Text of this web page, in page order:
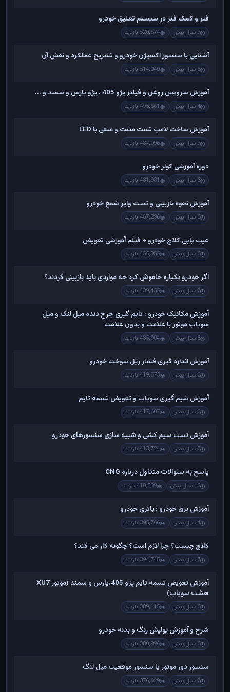
فنر و کمک فنر در سیستم تعلیق خودرو
7 سال پیش 520,574 بازدید
آشنایی با سنسور اکسیژن خودرو و تشریح عملکرد و نقش آن
5 سال پیش 514,040 بازدید
آموزش سرویس روغن و فیلتر پژو 405 ، پژو پارس و سمند و ...
4 سال پیش 495,561 بازدید
آموزش ساخت لامپ تست مثبت و منفی با LED
7 سال پیش 487,096 بازدید
دوره آموزشی کولر خودرو
6 سال پیش 481,981 بازدید
آموزش نحوه بازبینی و تست وایر شمع خودرو
6 سال پیش 467,296 بازدید
عیب یابی کلاچ خودرو + فیلم آموزشی تعویض
6 سال پیش 455,955 بازدید
اگر خودرو یکباره خاموش کرد چه مواردی باید بازبینی گردند؟
7 سال پیش 439,455 بازدید
آموزش مکانیک خودرو : تایم گیری چرخ دنده میل لنگ و میل
سوپاپ موتور با علامت و بدون علامت
8 سال پیش 435,904 بازدید
آموزش اندازه گیری فشار ریل سوخت خودرو
6 سال پیش 419,573 بازدید
آموزش شیم گیری سوپاپ و تعویض تسمه تایم
6 سال پیش 417,607 بازدید
آموزش تست سیم کشی و شبیه سازی سنسورهای خودرو
5 سال پیش 413,724 بازدید
پاسخ به سئوالات متداول درباره CNG
10 سال پیش 410,509 بازدید
آموزش برق خودرو : باتری خودرو
4 سال پیش 395,766 بازدید
کلاچ چیست؟ چرا لازم است؟ چگونه کار می کند؟
7 سال پیش 394,745 بازدید
آموزش تعویض تسمه تایم پژو 405،پارس و سمند (موتور XU7
هشت سوپاپ)
6 سال پیش 389,115 بازدید
شرح و آموزش پولیش رنگ و بدنه خودرو
6 سال پیش 380,996 بازدید
سنسور دور موتور یا سنسور موقعیت میل لنگ
7 سال پیش 376,629 بازدید